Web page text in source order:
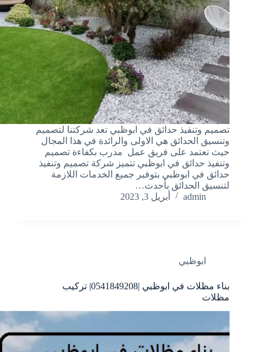
تصميم وتنفيذ حدائق في ابوظبي تعد شركتنا لتصميم
وتنسيق الحدائق هي الاولى والرائدة في هذا المجال
حيث تعتمد على فريق عمل مدرب بكفاءة تصميم
وتنفيذ حدائق في ابوظبي تتميز شركة تصميم وتنفيذ
حدائق في ابوظبي بتوفير جميع الخدمات اللازمة
لتنسيق الحدائق بأحدث…
admin
أبريل 3, 2023
ابوظبي
بناء مظلات في ابوظبي |0541849208| تركيب
مظلات